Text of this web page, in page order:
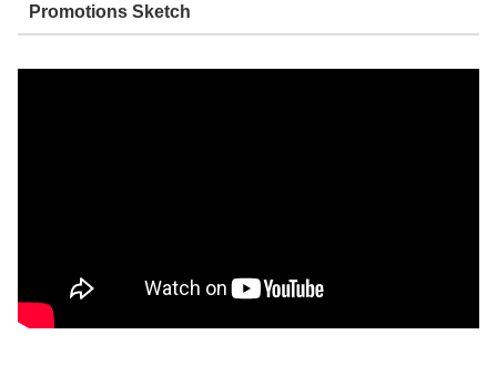
Promotions Sketch